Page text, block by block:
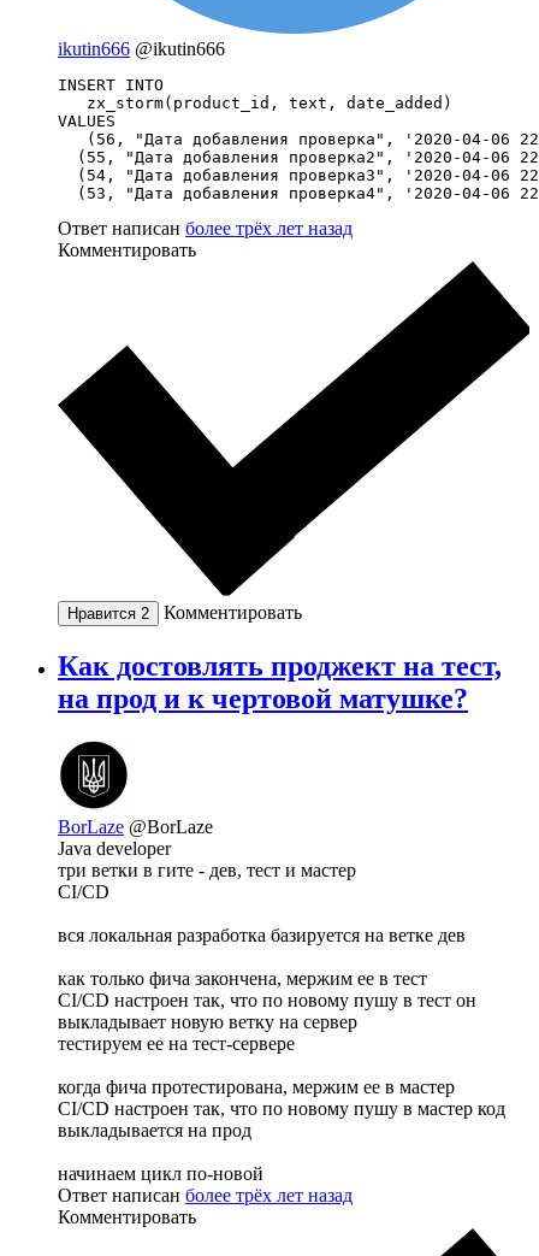
ikutin666 @ikutin666
INSERT INTO
   zx_storm(product_id, text, date_added)
VALUES
(56, "Дата добавления проверка", '2020-04-06
(55, "Дата добавления проверка2", '2020-04-06
(54, "Дата добавления проверка3", '2020-04-06
(53, "Дата добавления проверка4", '2020-04-06
Ответ написан более трёх лет назад
Комментировать
Нравится 2 Комментировать
Как достовлять проджект на тест,
на прод и к чертовой матушке?
BorLaze @BorLaze
Java developer
три ветки в гите - дев, тест и мастер
CI/CD
вся локальная разработка базируется на ветке дев
как только фича закончена, мержим ее в тест
CI/CD настроен так, что по новому пушу в тест он
выкладывает новую ветку на сервер
тестируем ее на тест-сервере
когда фича протестирована, мержим ее в мастер
CI/CD настроен так, что по новому пушу в мастер код
выкладывается на прод
начинаем цикл по-новой
Ответ написан более трёх лет назад
Комментировать